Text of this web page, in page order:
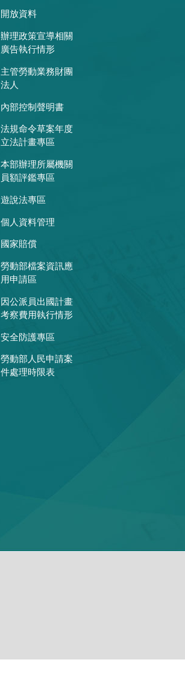
開放資料
辦理政策宣導相關
廣告執行情形
主管勞動業務財團
法人
內部控制聲明書
法規命令草案年度
立法計畫專區
本部辦理所屬機關
員額評鑑專區
遊說法專區
個人資料管理
國家賠償
勞動部檔案資訊應
用申請區
因公派員出國計畫
考察費用執行情形
安全防護專區
勞動部人民申請案
件處理時限表